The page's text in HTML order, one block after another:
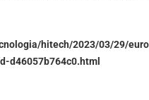
hitech/2023/03/29/
d46057b764c0.html